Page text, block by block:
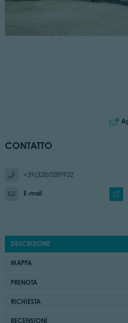
CONTATTO
+39(328)0289922
E-mail
DESCRIZIONE
MAPPA
PRENOTA
RICHIESTA
RECENSIONI